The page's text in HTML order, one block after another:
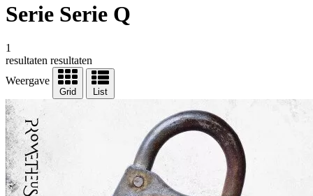
Serie Serie Q
1
resultaten resultaten
Weergave
Grid List